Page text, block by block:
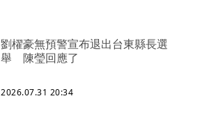
劉櫂豪無預警宣布退出台東縣長選
舉 陳瑩回應了
2026.07.31 20:34